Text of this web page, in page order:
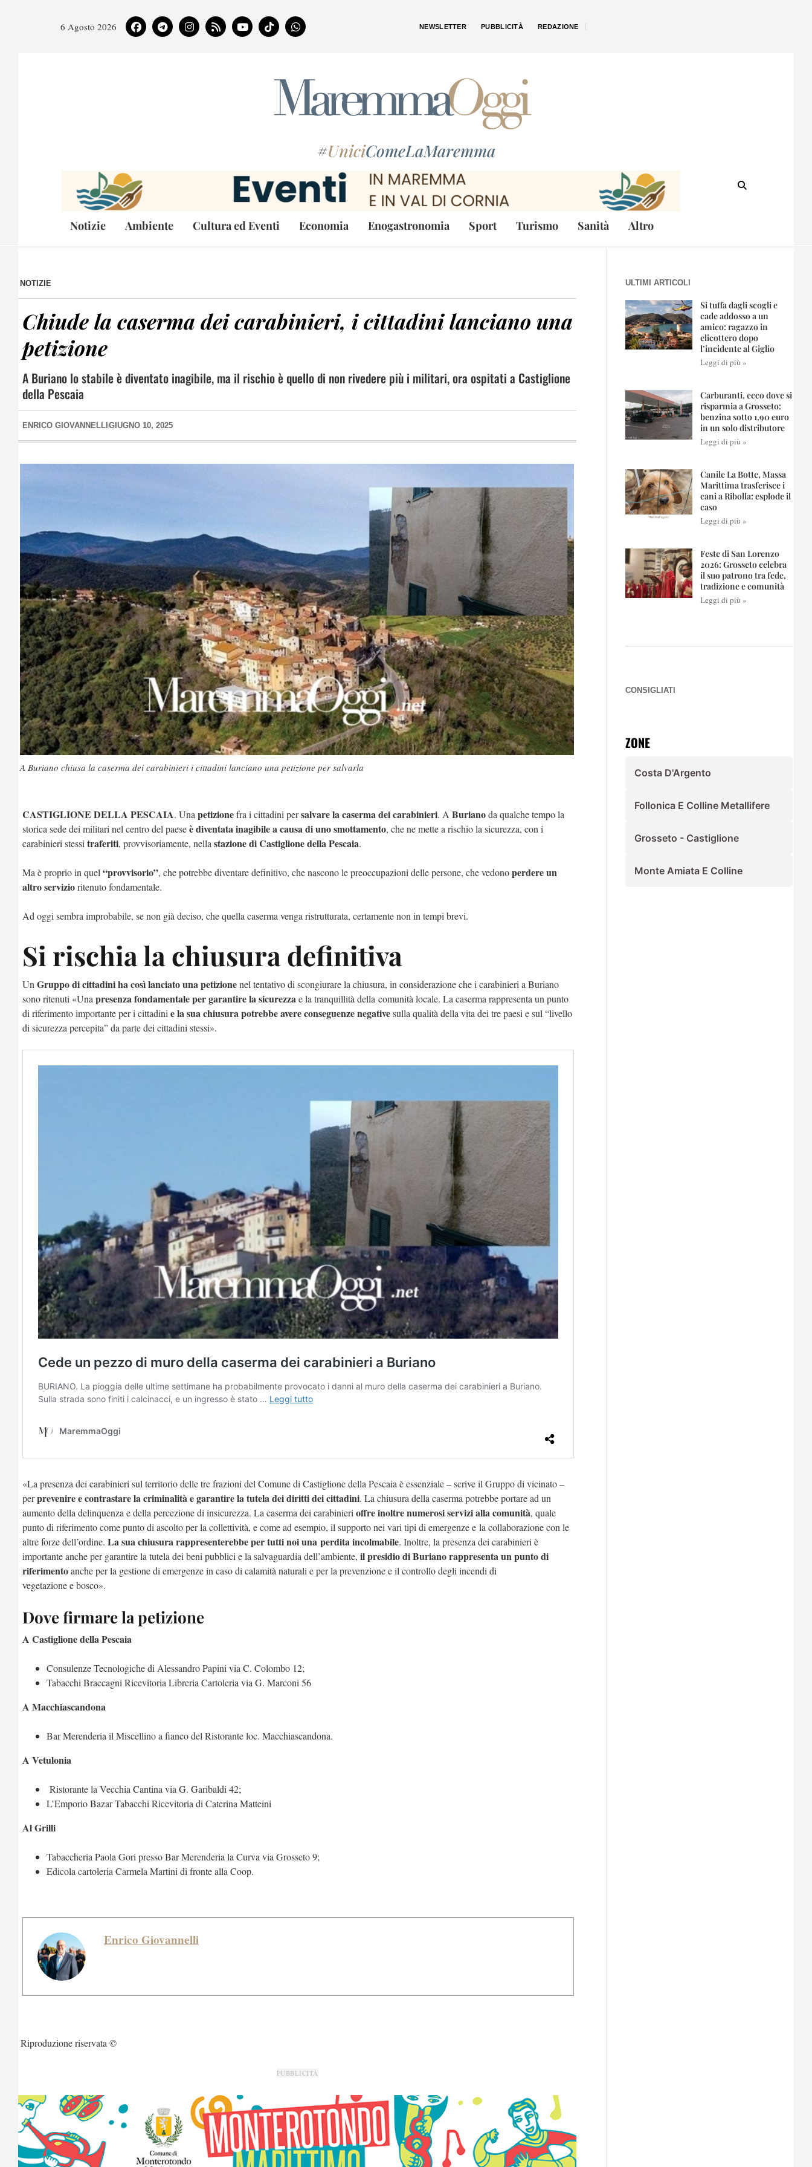
6 Agosto 2026 NEWSLETTER PUBBLICITÀ REDAZIONE
#UniciComeLaMaremma
Notizie Ambiente Cultura ed Eventi Economia Enogastronomia Sport Turismo Sanità Altro
NOTIZIE
Chiude la caserma dei carabinieri, i cittadini lanciano una
petizione
A Buriano lo stabile è diventato inagibile, ma il rischio è quello di non rivedere più i militari, ora ospitati a Castiglione
della Pescaia
ENRICO GIOVANNELLI GIUGNO 10, 2025
A Buriano chiusa la caserma dei carabinieri i cittadini lanciano una petizione per salvarla
CASTIGLIONE DELLA PESCAIA. Una petizionefra i cittadini persalvare la caserma dei carabinieri. A Burianoda qualche tempo la
storica sede dei militari nel centro del paeseè diventata inagibile a causa di uno smottamento, che ne mette a rischio la sicurezza, con i
carabinieri stessi traferiti, provvisoriamente, nella stazione di Castiglione della Pescaia.
Ma è proprio in quel “provvisorio”, che potrebbe diventare definitivo, che nascono le preoccupazioni delle persone, che vedonoperdere un
altro servizioritenuto fondamentale.
Ad oggi sembra improbabile, se non già deciso, che quella caserma venga ristrutturata, certamente non in tempi brevi.
Si rischia la chiusura definitiva
Un Gruppo di cittadini ha così lanciato una petizionenel tentativo di scongiurare la chiusura, in considerazione che i carabinieri a Buriano
sono ritenuti «Una presenza fondamentale per garantire la sicurezzae la tranquillità della comunità locale. La caserma rappresenta un punto
di riferimento importante per i cittadini e la sua chiusura potrebbe avere conseguenze negativesulla qualità della vita dei tre paesi e sul “livello
di sicurezza percepita” da parte dei cittadini stessi».
«La presenza dei carabinieri sul territorio delle tre frazioni del Comune di Castiglione della Pescaia è essenziale – scrive il Gruppo di vicinato –
perprevenire e contrastare la criminalità e garantire la tutela dei diritti dei cittadini. La chiusura della caserma potrebbe portare ad un
aumento della delinquenza e della percezione di insicurezza. La caserma dei carabinieri offre inoltre numerosi servizi alla comunità, quale
punto di riferimento come punto di ascolto per la collettività, e come ad esempio, il supporto nei vari tipi di emergenze e la collaborazione con le
altre forze dell’ordine. La sua chiusura rappresenterebbe per tutti noi una perdita incolmabile. Inoltre, la presenza dei carabinieri è
importante anche per garantire la tutela dei beni pubblici e la salvaguardia dell’ambiente, il presidio di Buriano rappresenta un punto di
riferimentoanche per la gestione di emergenze in caso di calamità naturali e per la prevenzione e il controllo degli incendi di
vegetazione e bosco».
Dove firmare la petizione
A Castiglione della Pescaia
Consulenze Tecnologiche di Alessandro Papini via C. Colombo 12;
Tabacchi Braccagni Ricevitoria Libreria Cartoleria via G. Marconi 56
A Macchiascandona
Bar Merenderia il Miscellino a fianco del Ristorante loc. Macchiascandona.
A Vetulonia
Ristorante la Vecchia Cantina via G. Garibaldi 42;
L’Emporio Bazar Tabacchi Ricevitoria di Caterina Matteini
Al Grilli
Tabaccheria Paola Gori presso Bar Merenderia la Curva via Grosseto 9;
Edicola cartoleria Carmela Martini di fronte alla Coop.
Enrico Giovannelli
Riproduzione riservata ©
PUBBLICITÀ
ULTIMI ARTICOLI
Si tuffa dagli scogli e
cade addosso a un
amico: ragazzo in
elicottero dopo
l’incidente al Giglio
Leggi di più »
Carburanti, ecco dove si
risparmia a Grosseto:
benzina sotto 1,90 euro
in un solo distributore
Leggi di più »
Canile La Botte, Massa
Marittima trasferisce i
cani a Ribolla: esplode il
caso
Leggi di più »
Feste di San Lorenzo
2026: Grosseto celebra
il suo patrono tra fede,
tradizione e comunità
Leggi di più »
CONSIGLIATI
ZONE
Costa D'Argento
Follonica E Colline Metallifere
Grosseto - Castiglione
Monte Amiata E Colline